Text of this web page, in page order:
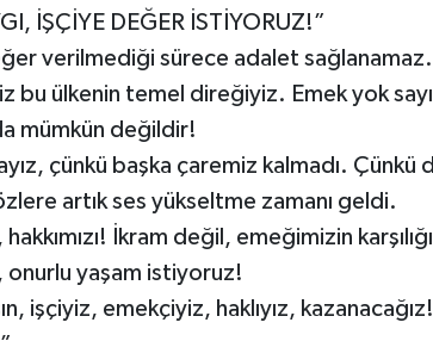
İŞÇİYE DEĞER İSTİYORUZ!”
verilmediği sürece adalet sağlanamaz.
bu ülkenin temel direğiyiz. Emek yok
mümkün değildir!
çünkü başka çaremiz kalmadı. Çünkü
artık ses yükseltme zamanı geldi.
İkram değil, emeğimizin
yaşam istiyoruz!
işçiyiz, emekçiyiz, haklıyız,